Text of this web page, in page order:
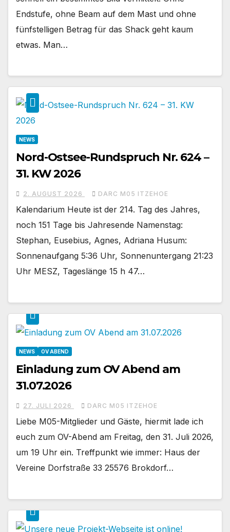
Endstufe, ohne Beam auf dem Mast und ohne
fünfstelligen Betrag für das Shack geht kaum
etwas. Man…
NEWS
Nord-Ostsee-Rundspruch Nr. 624 –
31. KW 2026
2. AUGUST 2026 DARC M05 ITZEHOE
Kalendarium Heute ist der 214. Tag des Jahres,
noch 151 Tage bis Jahresende Namenstag:
Stephan, Eusebius, Agnes, Adriana Husum:
Sonnenaufgang 5:36 Uhr, Sonnenuntergang 21:23
Uhr MESZ, Tageslänge 15 h 47…
NEWS OV ABEND
Einladung zum OV Abend am
31.07.2026
27. JULI 2026 DARC M05 ITZEHOE
Liebe M05-Mitglieder und Gäste, hiermit lade ich
euch zum OV-Abend am Freitag, den 31. Juli 2026,
um 19 Uhr ein. Treffpunkt wie immer: Haus der
Vereine Dorfstraße 33 25576 Brokdorf…